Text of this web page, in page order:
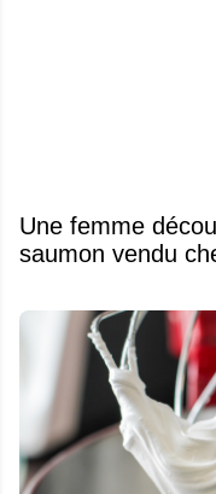
Une femme
saumon vendu